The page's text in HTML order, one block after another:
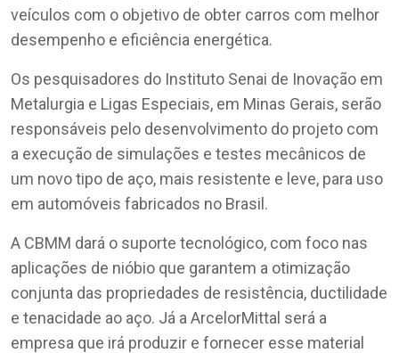
veículos com o objetivo de obter carros com melhor
desempenho e eficiência energética.
Os pesquisadores do Instituto Senai de Inovação em
Metalurgia e Ligas Especiais, em Minas Gerais, serão
responsáveis pelo desenvolvimento do projeto com
a execução de simulações e testes mecânicos de
um novo tipo de aço, mais resistente e leve, para uso
em automóveis fabricados no Brasil.
A CBMM dará o suporte tecnológico, com foco nas
aplicações de nióbio que garantem a otimização
conjunta das propriedades de resistência, ductilidade
e tenacidade ao aço. Já a ArcelorMittal será a
empresa que irá produzir e fornecer esse material